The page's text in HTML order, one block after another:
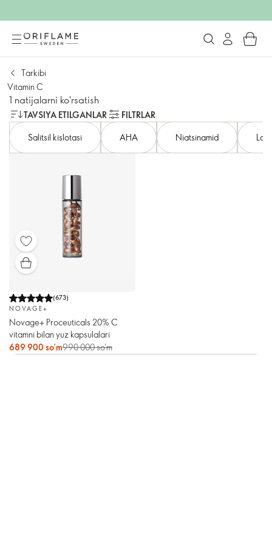
Tarkibi
Vitamin C
1 natijalarni ko'rsatish
TAVSIYA ETILGANLAR
FILTRLAR
Salitsil kislotasi
AHA Niatsinamid
(673)
NOVAGE+
Novage+ Proceuticals 20% C
vitamni bilan yuz kapsulalari
689 900 so’m990 000 so’m